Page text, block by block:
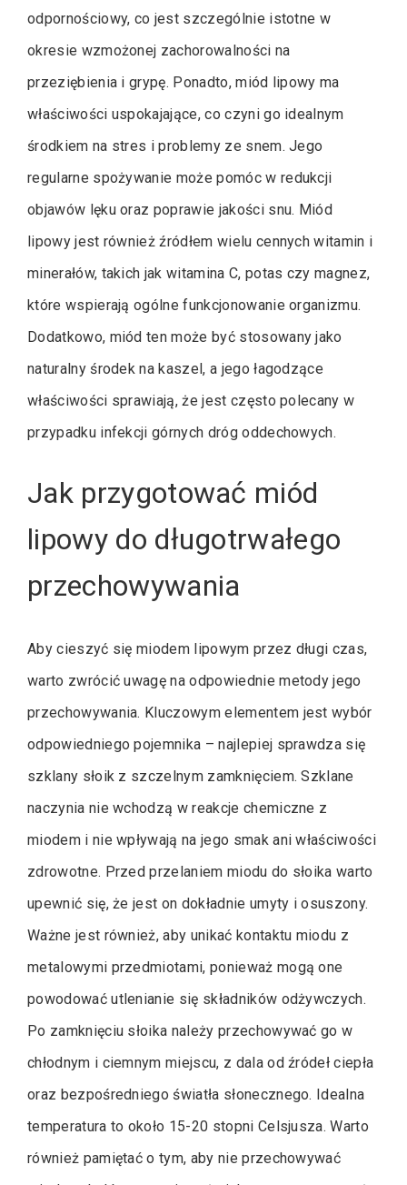
odpornościowy, co jest szczególnie istotne w
okresie wzmożonej zachorowalności na
przeziębienia i grypę. Ponadto, miód lipowy ma
właściwości uspokajające, co czyni go idealnym
środkiem na stres i problemy ze snem. Jego
regularne spożywanie może pomóc w redukcji
objawów lęku oraz poprawie jakości snu. Miód
lipowy jest również źródłem wielu cennych witamin i
minerałów, takich jak witamina C, potas czy magnez,
które wspierają ogólne funkcjonowanie organizmu.
Dodatkowo, miód ten może być stosowany jako
naturalny środek na kaszel, a jego łagodzące
właściwości sprawiają, że jest często polecany w
przypadku infekcji górnych dróg oddechowych.
Jak przygotować miód
lipowy do długotrwałego
przechowywania
Aby cieszyć się miodem lipowym przez długi czas,
warto zwrócić uwagę na odpowiednie metody jego
przechowywania. Kluczowym elementem jest wybór
odpowiedniego pojemnika – najlepiej sprawdza się
szklany słoik z szczelnym zamknięciem. Szklane
naczynia nie wchodzą w reakcje chemiczne z
miodem i nie wpływają na jego smak ani właściwości
zdrowotne. Przed przelaniem miodu do słoika warto
upewnić się, że jest on dokładnie umyty i osuszony.
Ważne jest również, aby unikać kontaktu miodu z
metalowymi przedmiotami, ponieważ mogą one
powodować utlenianie się składników odżywczych.
Po zamknięciu słoika należy przechowywać go w
chłodnym i ciemnym miejscu, z dala od źródeł ciepła
oraz bezpośredniego światła słonecznego. Idealna
temperatura to około 15-20 stopni Celsjusza. Warto
również pamiętać o tym, aby nie przechowywać